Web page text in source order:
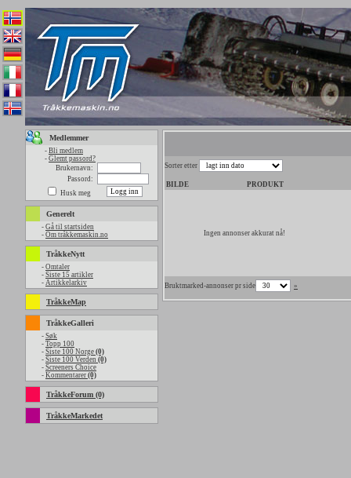
Medlemmer
- Bli medlem
- Glemt passord?
Brukernavn:
Passord:
Husk meg
Generelt
- Gå til startsiden
- Om tråkkemaskin.no
TråkkeNytt
- Omtaler
- Siste 15 artikler
- Artikkelarkiv
TråkkeMap
TråkkeGalleri
- Søk
- Topp 100
- Siste 100 Norge (0)
- Siste 100 Verden (0)
- Screeners Choice
- Kommentarer (0)
TråkkeForum (0)
TråkkeMarkedet
Sorter etter
BILDE PRODUKT
Ingen annonser akkurat nå!
Bruktmarked-annonser pr side »